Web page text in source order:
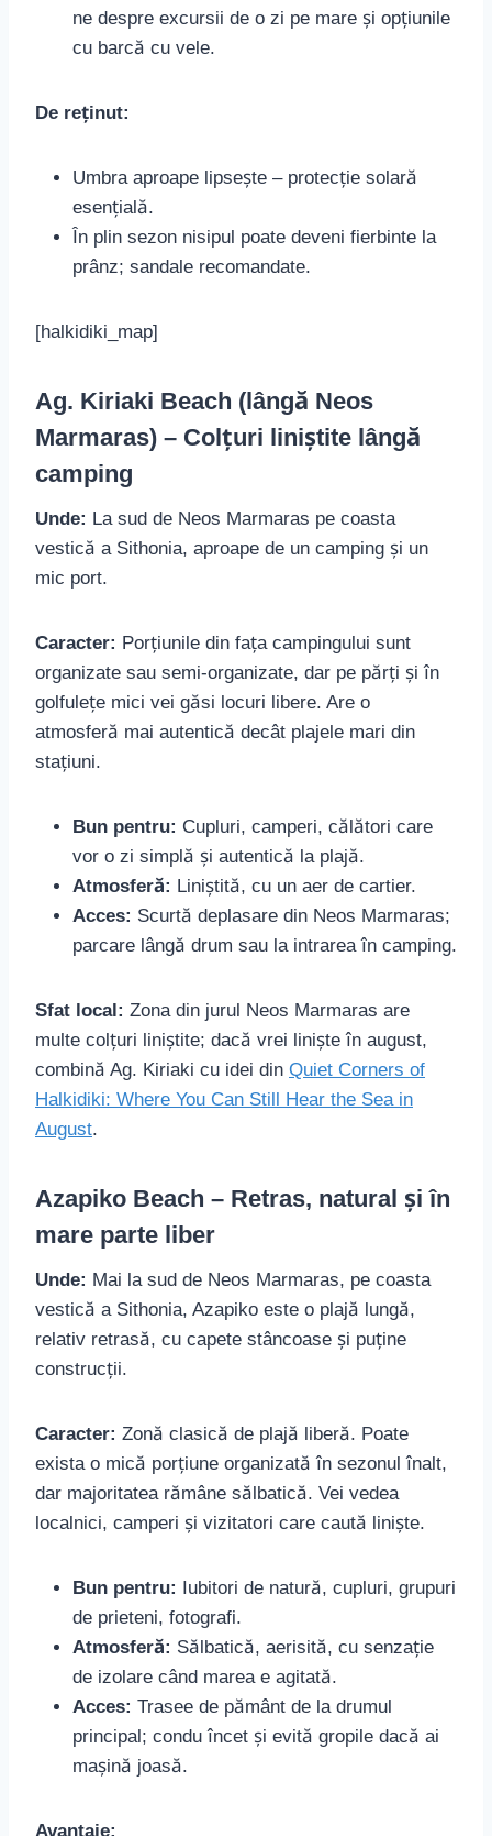
ne despre excursii de o zi pe mare și opțiunile
cu barcă cu vele.
De reținut:
Umbra aproape lipsește – protecție solară
esențială.
În plin sezon nisipul poate deveni fierbinte la
prânz; sandale recomandate.
[halkidiki_map]
Ag. Kiriaki Beach (lângă Neos
Marmaras) – Colțuri liniștite lângă
camping
Unde: La sud de Neos Marmaras pe coasta
vestică a Sithonia, aproape de un camping și un
mic port.
Caracter: Porțiunile din fața campingului sunt
organizate sau semi-organizate, dar pe părți și în
golfulețe mici vei găsi locuri libere. Are o
atmosferă mai autentică decât plajele mari din
stațiuni.
Bun pentru: Cupluri, camperi, călători care
vor o zi simplă și autentică la plajă.
Atmosferă: Liniștită, cu un aer de cartier.
Acces: Scurtă deplasare din Neos Marmaras;
parcare lângă drum sau la intrarea în camping.
Sfat local: Zona din jurul Neos Marmaras are
multe colțuri liniștite; dacă vrei liniște în august,
combină Ag. Kiriaki cu idei din Quiet Corners of
Halkidiki: Where You Can Still Hear the Sea in
August.
Azapiko Beach – Retras, natural și în
mare parte liber
Unde: Mai la sud de Neos Marmaras, pe coasta
vestică a Sithonia, Azapiko este o plajă lungă,
relativ retrasă, cu capete stâncoase și puține
construcții.
Caracter: Zonă clasică de plajă liberă. Poate
exista o mică porțiune organizată în sezonul înalt,
dar majoritatea rămâne sălbatică. Vei vedea
localnici, camperi și vizitatori care caută liniște.
Bun pentru: Iubitori de natură, cupluri, grupuri
de prieteni, fotografi.
Atmosferă: Sălbatică, aerisită, cu senzație
de izolare când marea e agitată.
Acces: Trasee de pământ de la drumul
principal; condu încet și evită gropile dacă ai
mașină joasă.
Avantaje: